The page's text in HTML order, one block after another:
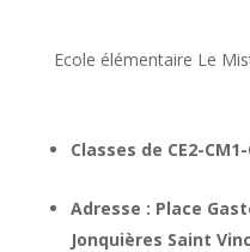
Ecole élémentaire Le
Classes de CE2-
Adresse : Place
Jonquières Saint